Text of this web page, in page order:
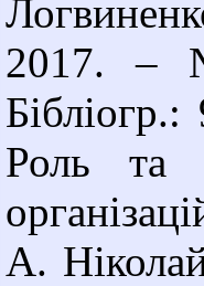
2017. –
Роль та
А.